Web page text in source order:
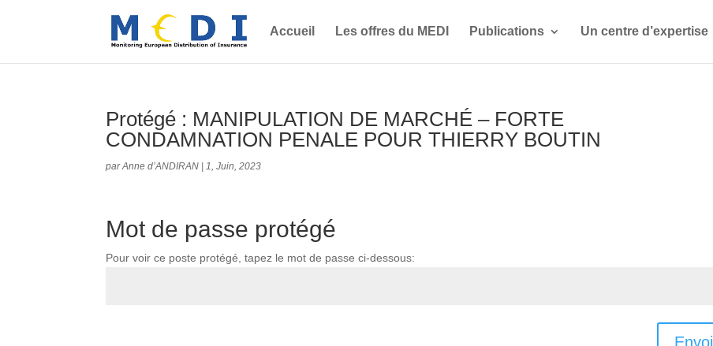
Accueil Les offres du MEDI Publications Un centre d’expertise
Protégé : MANIPULATION DE MARCHÉ – FORTE
CONDAMNATION PENALE POUR THIERRY BOUTIN
parAnne d’ANDIRAN |1, Juin, 2023
Mot de passe protégé
Pour voir ce poste protégé, tapez le mot de passe ci-dessous:
Envoi